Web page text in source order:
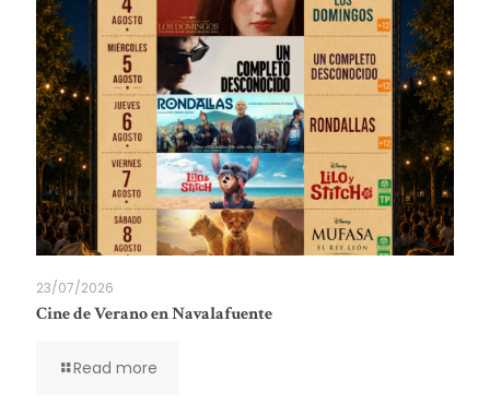
23/07/2026
Cine de Verano en Navalafuente
Read more